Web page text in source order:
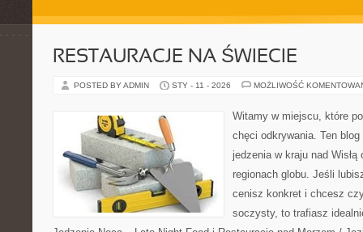
RESTAURACJE NA ŚWIECIE
POSTED BY ADMIN STY - 11 - 2026 MOŻLIWOŚĆ
Witamy w miejscu, które
chęci odkrywania. Ten
jedzenia w kraju nad
regionach globu. Jeśli
cenisz konkret i chcesz
soczysty, to trafiasz